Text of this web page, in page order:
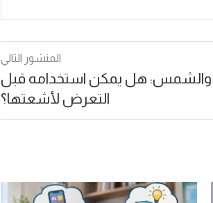
المنشور التالي
والشمس: هل يمكن استخدامه قبل
التعرض لأشعتها؟